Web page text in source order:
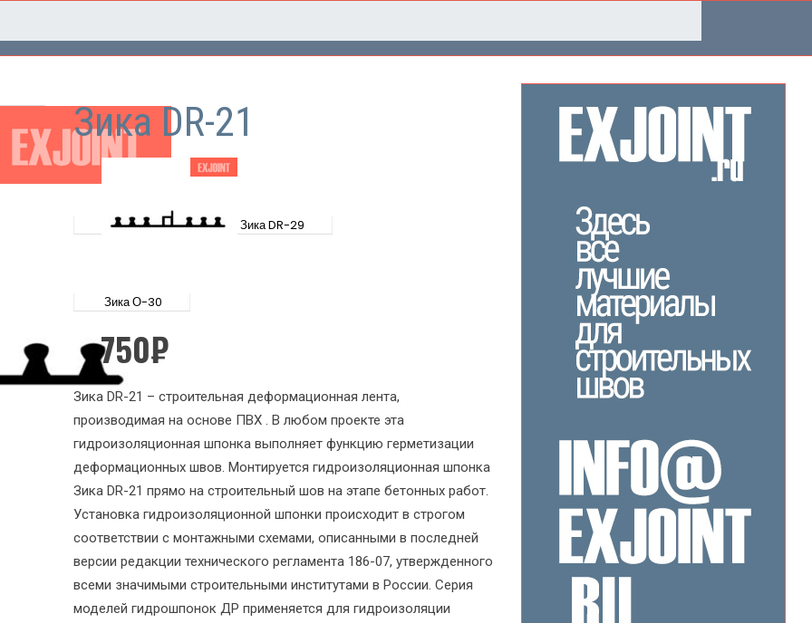
Зика DR-21
Зика DR-29
Зика О-30
750₽
Зика DR-21 – строительная деформационная лента,
производимая на основе ПВХ . В любом проекте эта
гидроизоляционная шпонка выполняет функцию герметизации
деформационных швов. Монтируется гидроизоляционная шпонка
Зика DR-21 прямо на строительный шов на этапе бетонных работ.
Установка гидроизоляционной шпонки происходит в строгом
соответствии с монтажными схемами, описанными в последней
версии редакции технического регламента 186-07, утвержденного
всеми значимыми строительными институтами в России. Серия
моделей гидрошпонок ДР применяется для гидроизоляции